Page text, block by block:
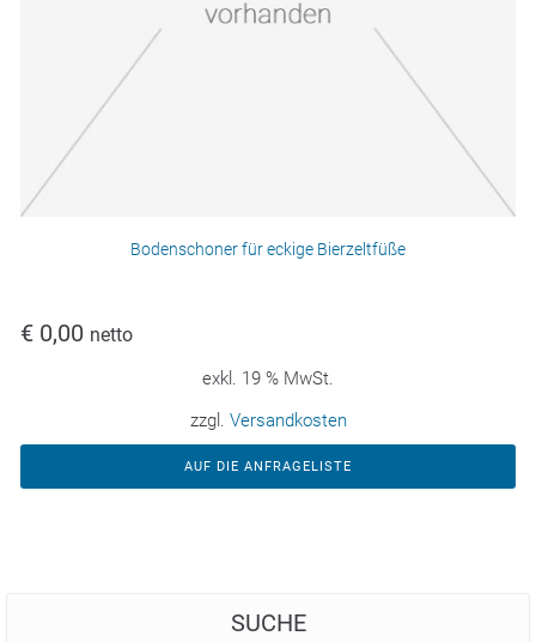
Bodenschoner für eckige Bierzeltfüße
€ 0,00 netto
exkl. 19 % MwSt.
zzgl. Versandkosten
AUF DIE ANFRAGELISTE
SUCHE